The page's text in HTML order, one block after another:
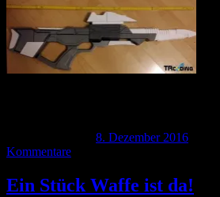
8. Dezember 2016
Kommentare
Ein Stück Waffe ist da!